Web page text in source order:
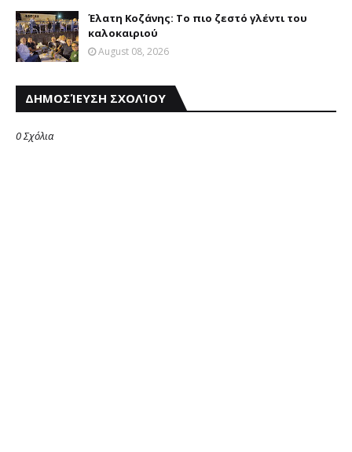
Έλατη Κοζάνης: Το πιο ζεστό γλέντι του
καλοκαιριού
August 08, 2026
ΔΗΜΟΣΊΕΥΣΗ ΣΧΟΛΊΟΥ
0 Σχόλια